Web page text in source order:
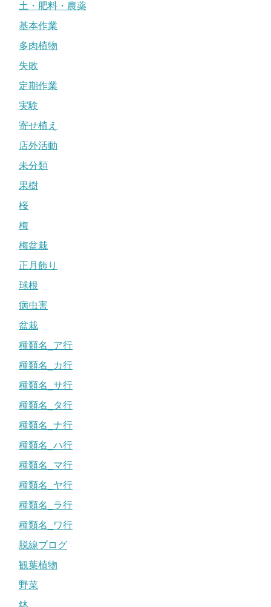
土・肥料・農薬
基本作業
多肉植物
失敗
定期作業
実験
寄せ植え
店外活動
未分類
果樹
桜
梅
梅盆栽
正月飾り
球根
病虫害
盆栽
種類名_ア行
種類名_カ行
種類名_サ行
種類名_タ行
種類名_ナ行
種類名_ハ行
種類名_マ行
種類名_ヤ行
種類名_ラ行
種類名_ワ行
脱線ブログ
観葉植物
野菜